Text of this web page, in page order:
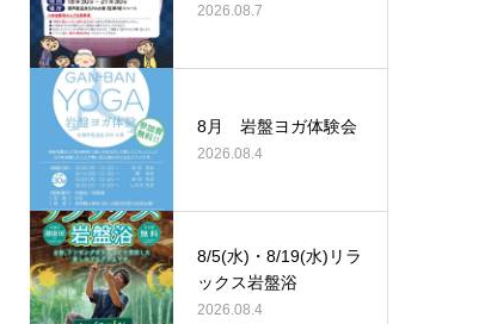
2026.08.7
8月 岩盤ヨガ体験会
2026.08.4
8/5(水)・8/19(水)リラ
ックス岩盤浴
2026.08.4